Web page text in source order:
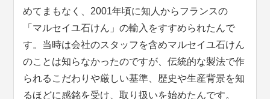
めてまもなく、2001年頃に知人からフランスの
「マルセイユ石けん」の輸入をすすめられたんで
す。当時は会社のスタッフを含めマルセイユ石けん
のことは知らなかったのですが、伝統的な製法で作
られるこだわりや厳しい基準、歴史や生産背景を知
るほどに感銘を受け、取り扱いを始めたんです。